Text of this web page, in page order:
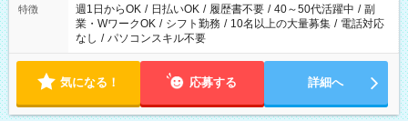
特徴 週1日からOK / 日払いOK / 履歴書不要 / 40～50代活躍中 / 副
業・WワークOK / シフト勤務 / 10名以上の大量募集 / 電話対応
なし / パソコンスキル不要
気になる！ 応募する 詳細へ